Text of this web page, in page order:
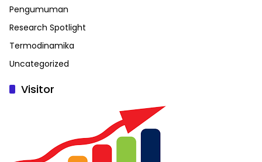
Pengumuman
Research Spotlight
Termodinamika
Uncategorized
Visitor